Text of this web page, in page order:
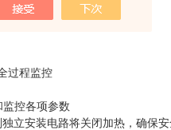
过程监控
控各项参数
立安装电路将关闭加热，确保